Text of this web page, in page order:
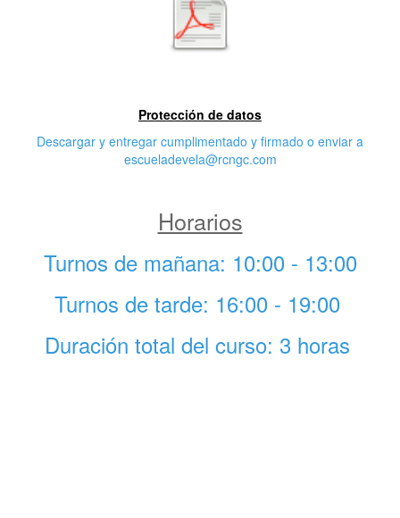
Protección de datos
Descargar y entregar cumplimentado y firmado o enviar a
escueladevela@rcngc.com
Horarios
Turnos de mañana: 10:00 - 13:00
Turnos de tarde: 16:00 - 19:00
Duración total del curso: 3 horas